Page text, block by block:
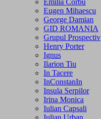
Eugen Mihaescu
George Damian
GID ROMANIA
Grupul Prospectiv
Henry Porter
Ignus
Ilarion Tiu
In Tacere
InConstanIn
Insula Serpilor
Irina Monica
Iulian Capsali
Iulian Urban